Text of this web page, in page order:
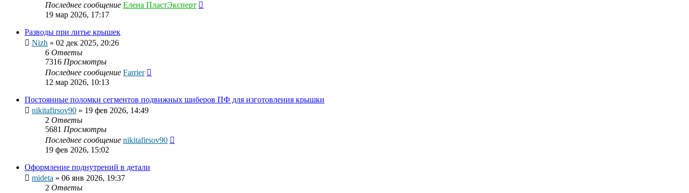
Последнее сообщение Елена ПластЭксперт
19 мар 2026, 17:17
Разводы при литье крышек
Nizh » 02 дек 2025, 20:26
6 Ответы
7316 Просмотры
Последнее сообщение Farrier
12 мар 2026, 10:13
Постоянные поломки сегментов подвижных шиберов ПФ для изготовления крышки
nikitafirsov90 » 19 фев 2026, 14:49
2 Ответы
5681 Просмотры
Последнее сообщение nikitafirsov90
19 фев 2026, 15:02
Оформление поднутрений в детали
mideta » 06 янв 2026, 19:37
2 Ответы